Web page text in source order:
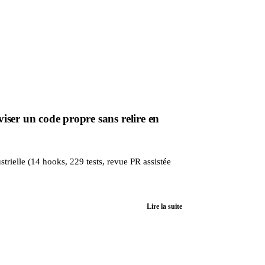
un code propre sans relire en
(14 hooks, 229 tests, revue PR assistée
Lire la suite